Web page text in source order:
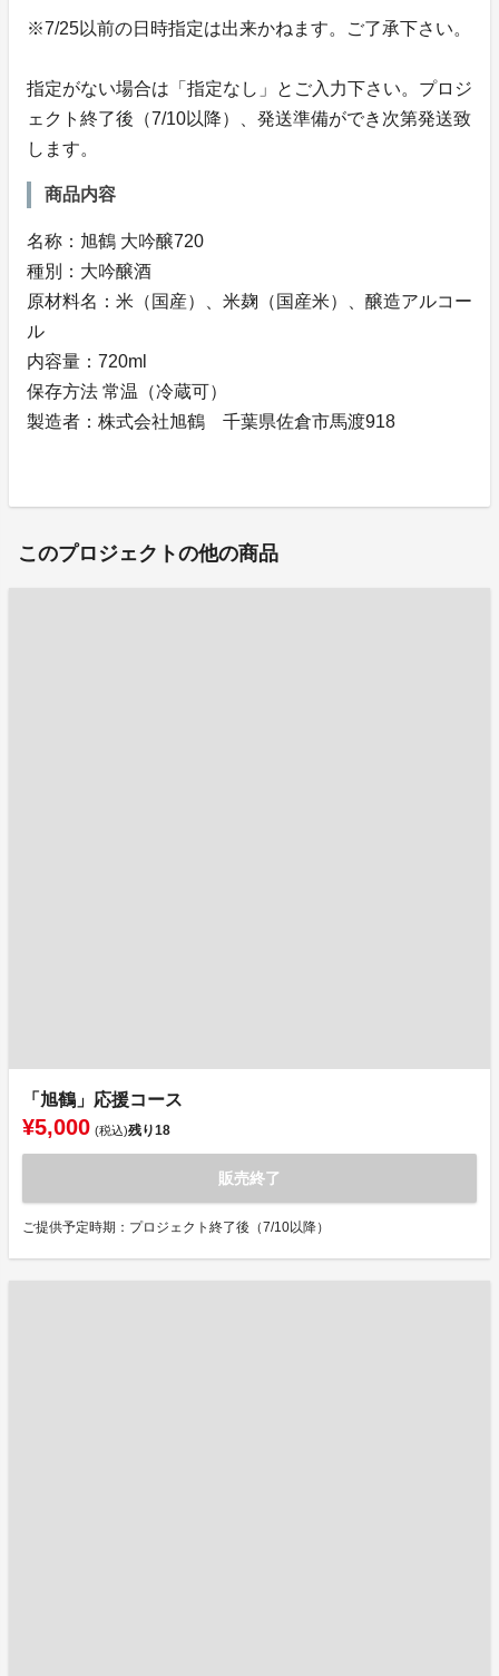
※7/25以前の日時指定は出来かねます。ご了承下さい。
指定がない場合は「指定なし」とご入力下さい。プロジ
ェクト終了後（7/10以降）、発送準備ができ次第発送致
します。
商品内容
名称：旭鶴 大吟醸720
種別：大吟醸酒
原材料名：米（国産）、米麹（国産米）、醸造アルコー
ル
内容量：720ml
保存方法 常温（冷蔵可）
製造者：株式会社旭鶴 千葉県佐倉市馬渡918
このプロジェクトの他の商品
「旭鶴」応援コース
¥5,000 (税込)残り18
販売終了
ご提供予定時期：プロジェクト終了後（7/10以降）